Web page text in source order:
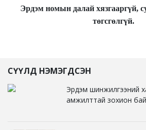
Эрдэм номын далай хязгааргүй,
төгсгөлгүй.
СҮҮЛД НЭМЭГДСЭН
Эрдэм шинжилгээний
амжилттай зохион